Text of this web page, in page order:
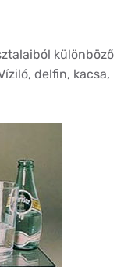
különböző
delfin, kacsa,